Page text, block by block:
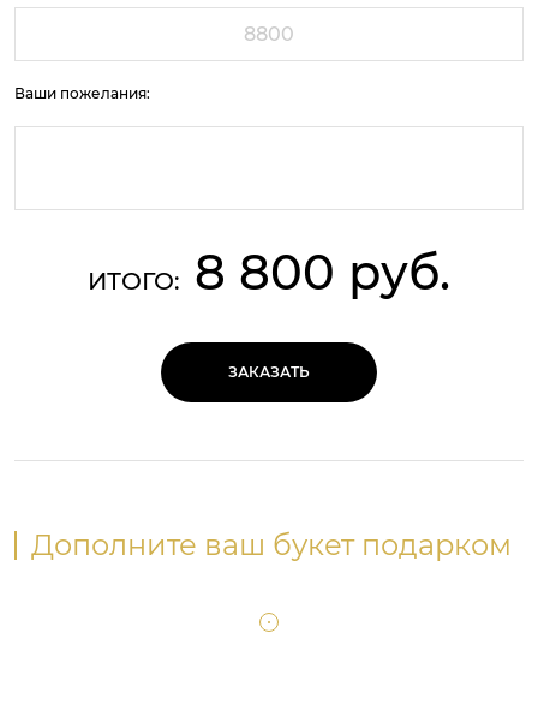
Ваши пожелания:
ИТОГО: 8 800 руб.
ЗАКАЗАТЬ
Дополните ваш букет подарком